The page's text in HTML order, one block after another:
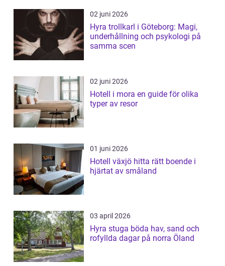
02 juni 2026
Hyra trollkarl i Göteborg: Magi,
underhållning och psykologi på
samma scen
02 juni 2026
Hotell i mora en guide för olika
typer av resor
01 juni 2026
Hotell växjö hitta rätt boende i
hjärtat av småland
03 april 2026
Hyra stuga böda hav, sand och
rofyllda dagar på norra Öland